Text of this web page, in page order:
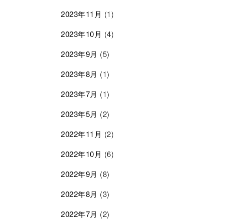
2023年11月 (1)
2023年10月 (4)
2023年9月 (5)
2023年8月 (1)
2023年7月 (1)
2023年5月 (2)
2022年11月 (2)
2022年10月 (6)
2022年9月 (8)
2022年8月 (3)
2022年7月 (2)